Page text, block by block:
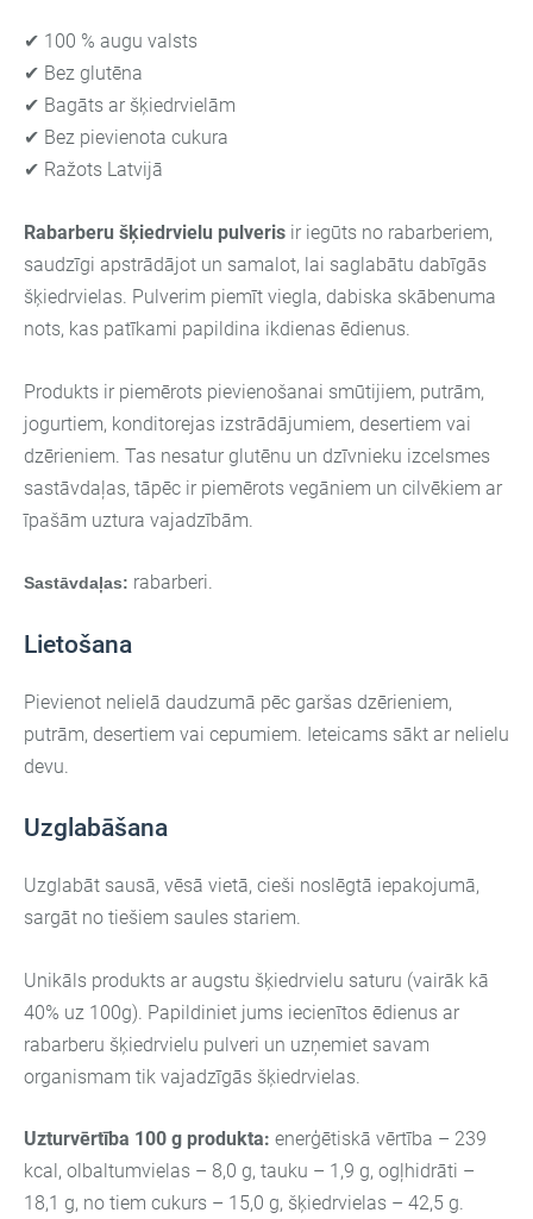
✔ 100 % augu valsts
✔ Bez glutēna
✔ Bagāts ar šķiedrvielām
✔ Bez pievienota cukura
✔ Ražots Latvijā
Rabarberu šķiedrvielu pulveris ir iegūts no rabarberiem,
saudzīgi apstrādājot un samalot, lai saglabātu dabīgās
šķiedrvielas. Pulverim piemīt viegla, dabiska skābenuma
nots, kas patīkami papildina ikdienas ēdienus.
Produkts ir piemērots pievienošanai smūtijiem, putrām,
jogurtiem, konditorejas izstrādājumiem, desertiem vai
dzērieniem. Tas nesatur glutēnu un dzīvnieku izcelsmes
sastāvdaļas, tāpēc ir piemērots vegāniem un cilvēkiem ar
īpašām uztura vajadzībām.
Sastāvdaļas: rabarberi.
Lietošana
Pievienot nelielā daudzumā pēc garšas dzērieniem,
putrām, desertiem vai cepumiem. Ieteicams sākt ar nelielu
devu.
Uzglabāšana
Uzglabāt sausā, vēsā vietā, cieši noslēgtā iepakojumā,
sargāt no tiešiem saules stariem.
Unikāls produkts ar augstu šķiedrvielu saturu (vairāk kā
40% uz 100g). Papildiniet jums iecienītos ēdienus ar
rabarberu šķiedrvielu pulveri un uzņemiet savam
organismam tik vajadzīgās šķiedrvielas.
Uzturvērtība 100 g produkta: enerģētiskā vērtība – 239
kcal, olbaltumvielas – 8,0 g, tauku – 1,9 g, ogļhidrāti –
18,1 g, no tiem cukurs – 15,0 g, šķiedrvielas – 42,5 g.